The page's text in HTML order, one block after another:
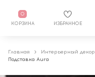
0
КОРЗИНА ИЗБРАННОЕ
Главная Интерьерный декор
Подставка Aura